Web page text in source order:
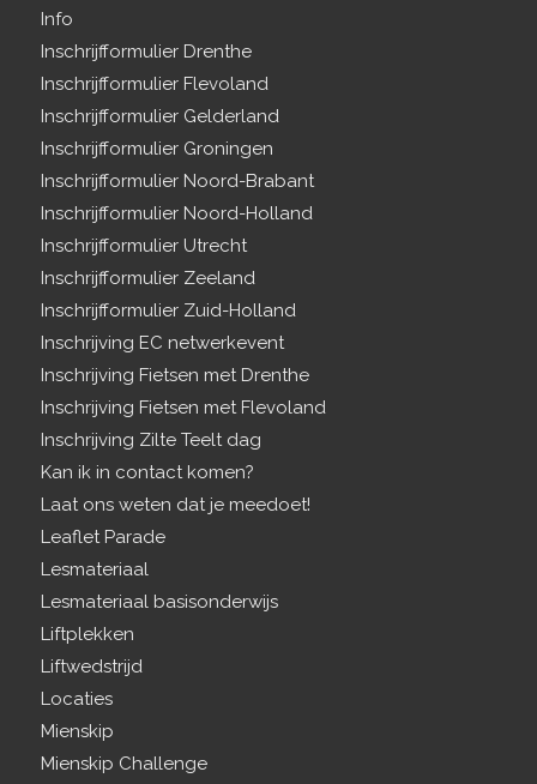
Info
Inschrijfformulier Drenthe
Inschrijfformulier Flevoland
Inschrijfformulier Gelderland
Inschrijfformulier Groningen
Inschrijfformulier Noord-Brabant
Inschrijfformulier Noord-Holland
Inschrijfformulier Utrecht
Inschrijfformulier Zeeland
Inschrijfformulier Zuid-Holland
Inschrijving EC netwerkevent
Inschrijving Fietsen met Drenthe
Inschrijving Fietsen met Flevoland
Inschrijving Zilte Teelt dag
Kan ik in contact komen?
Laat ons weten dat je meedoet!
Leaflet Parade
Lesmateriaal
Lesmateriaal basisonderwijs
Liftplekken
Liftwedstrijd
Locaties
Mienskip
Mienskip Challenge